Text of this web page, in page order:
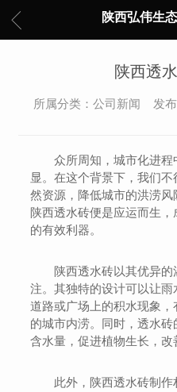
陕西弘伟生
陕西透
所属分类：公司新闻 发
众所周知，城市化进
显。在这个背景下，我们
然资源，降低城市的洪涝风
陕西透水砖便是应运而生
的有效利器。
陕西透水砖以其优异
注。其独特的设计可以让
道路或广场上的积水现象
的城市内涝。同时，透水
含水量，促进植物生长，改
此外，陕西透水砖制